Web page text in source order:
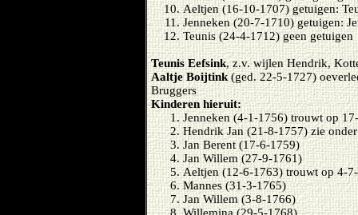
Aeltjen (16-10-1707) getuigen:
Jenneken (20-7-1710) getuigen:
Teunis (24-4-1712) geen getuigen
Teunis Eefsink, z.v. wijlen Hendrik,
Aaltje Boijtink(ged. 22-5-1727)
Bruggers
Kinderen hieruit:
Jenneken (4-1-1756) trouwt op
Hendrik Jan (21-8-1757) zie onder
Jan Berent (17-6-1759)
Jan Willem (27-9-1761)
Aeltjen (12-6-1763) trouwt op 4-
Mannes (31-3-1765)
Jan Willem (3-8-1766)
Willemina (29-5-1768)